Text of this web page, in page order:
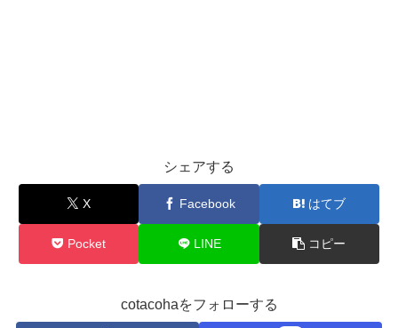
シェアする
X Facebook はてブ
Pocket LINE コピー
cotacohaをフォローする